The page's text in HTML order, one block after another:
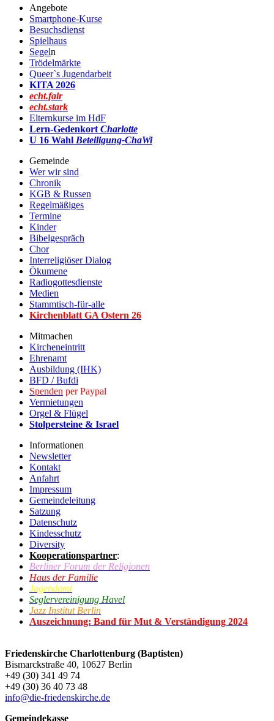
Angebote
Smartphone-Kurse
Besuchsdienst
Spielhaus
Segeln
Trödelmärkte
Queer`s Jugendarbeit
KITA 2026
echt.fair
echt.stark
Elternkurse im HdF
Lern-Gedenkort Charlotte
U 16 Wahl Beteiligung-ChaWi
Gemeinde
Wer wir sind
Chronik
KGB & Russen
Regelmäßiges
Termine
Kinder
Bibelgespräch
Chor
Interreligiöser Dialog
Ökumene
Radiogottesdienste
Medien
Stammtisch-für-alle
Kirchenblatt GA Ostern 26
Mitmachen
Kircheneintritt
Ehrenamt
Ausbildung (IHK)
BFD / Bufdi
Spenden per Paypal
Vermietungen
Orgel & Flügel
Stolpersteine & Israel
Informationen
Newsletter
Kontakt
Anfahrt
Impressum
Gemeindeleitung
Satzung
Datenschutz
Kindesschutz
Diversity
Kooperationspartner:
Berliner Forum der Religionen
Haus der Familie
Jugendamt
Seglervereinigung Havel
Jazz Institut Berlin
Auszeichnung: Band für Mut & Verständigung 2024
Friedenskirche Charlottenburg (Baptisten)
Bismarckstraße 40, 10627 Berlin
+49 (30) 341 49 74
+49 (30) 36 40 73 48
info@die-friedenskirche.de
Gemeindekasse